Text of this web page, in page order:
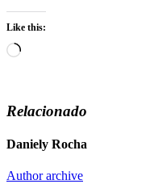
Like this:
Loading…
Relacionado
Daniely Rocha
Author archive